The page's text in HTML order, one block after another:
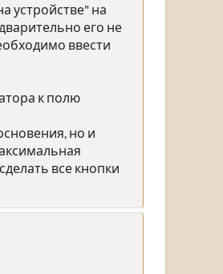
устройстве" на
его не
ввести
к полю
но и
все кнопки